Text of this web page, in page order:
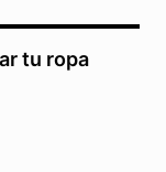
tu ropa